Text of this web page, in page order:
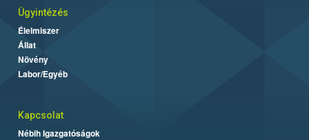
Ügyintézés
Élelmiszer
Állat
Növény
Labor/Egyéb
Kapcsolat
Nébih Igazgatóságok